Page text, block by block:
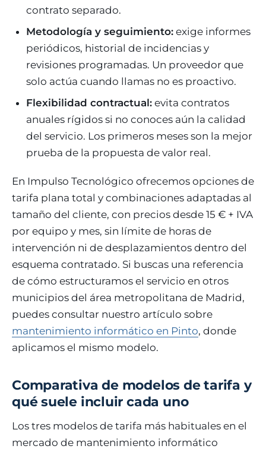
contrato separado.
Metodología y seguimiento: exige informes
periódicos, historial de incidencias y
revisiones programadas. Un proveedor que
solo actúa cuando llamas no es proactivo.
Flexibilidad contractual: evita contratos
anuales rígidos si no conoces aún la calidad
del servicio. Los primeros meses son la mejor
prueba de la propuesta de valor real.
En Impulso Tecnológico ofrecemos opciones de
tarifa plana total y combinaciones adaptadas al
tamaño del cliente, con precios desde 15 € + IVA
por equipo y mes, sin límite de horas de
intervención ni de desplazamientos dentro del
esquema contratado. Si buscas una referencia
de cómo estructuramos el servicio en otros
municipios del área metropolitana de Madrid,
puedes consultar nuestro artículo sobre
mantenimiento informático en Pinto, donde
aplicamos el mismo modelo.
Comparativa de modelos de tarifa y
qué suele incluir cada uno
Los tres modelos de tarifa más habituales en el
mercado de mantenimiento informático